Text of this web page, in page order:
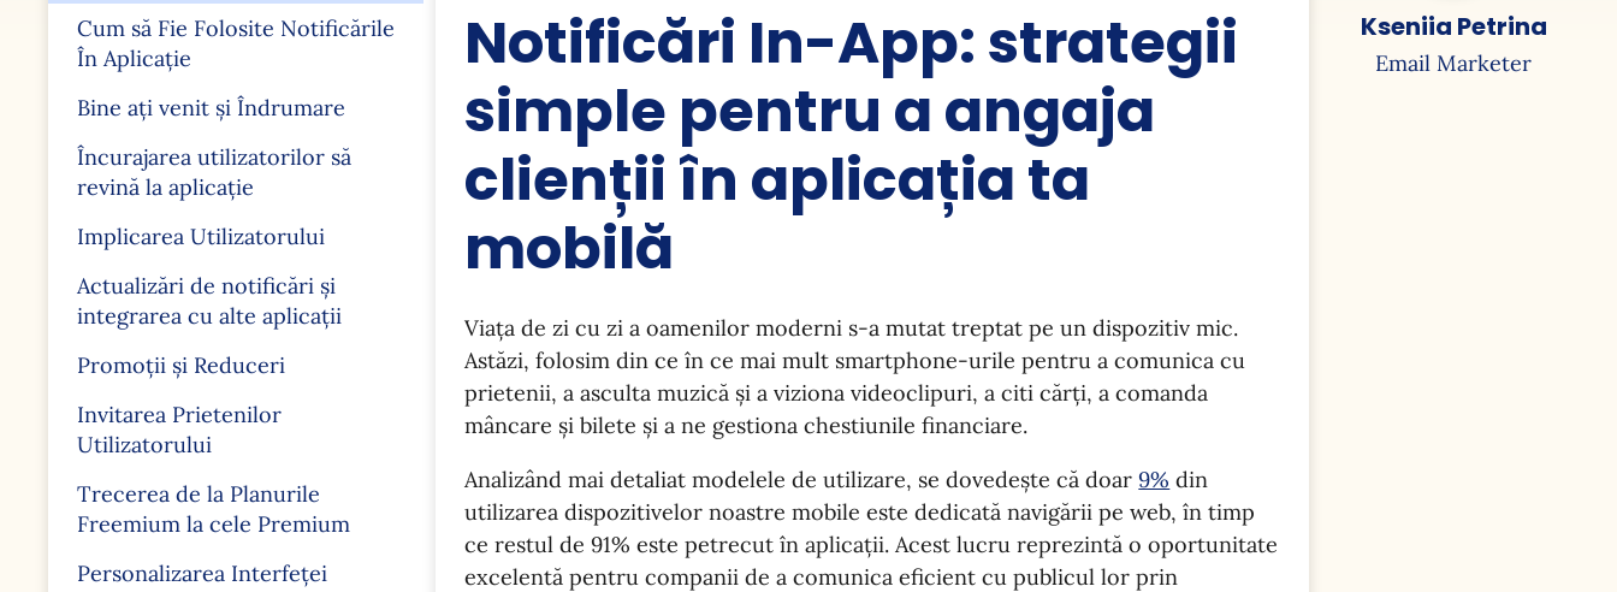
Cum să Fie Folosite Notificările
În Aplicație
Bine ați venit și Îndrumare
Încurajarea utilizatorilor să
revină la aplicație
Implicarea Utilizatorului
Actualizări de notificări și
integrarea cu alte aplicații
Promoții și Reduceri
Invitarea Prietenilor
Utilizatorului
Trecerea de la Planurile
Freemium la cele Premium
Personalizarea Interfeței
Notificări In-App: strategii
simple pentru a angaja
clienții în aplicația ta
mobilă
Viața de zi cu zi a oamenilor moderni s-a mutat treptat pe un dispozitiv mic.
Astăzi, folosim din ce în ce mai mult smartphone-urile pentru a comunica cu
prietenii, a asculta muzică și a viziona videoclipuri, a citi cărți, a comanda
mâncare și bilete și a ne gestiona chestiunile financiare.
Analizând mai detaliat modelele de utilizare, se dovedește că doar9% din
utilizarea dispozitivelor noastre mobile este dedicată navigării pe web, în timp
ce restul de 91% este petrecut în aplicații. Acest lucru reprezintă o oportunitate
excelentă pentru companii de a comunica eficient cu publicul lor prin
Kseniia Petrina
Email Marketer